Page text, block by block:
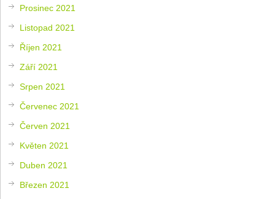
Prosinec 2021
Listopad 2021
Říjen 2021
Září 2021
Srpen 2021
Červenec 2021
Červen 2021
Květen 2021
Duben 2021
Březen 2021